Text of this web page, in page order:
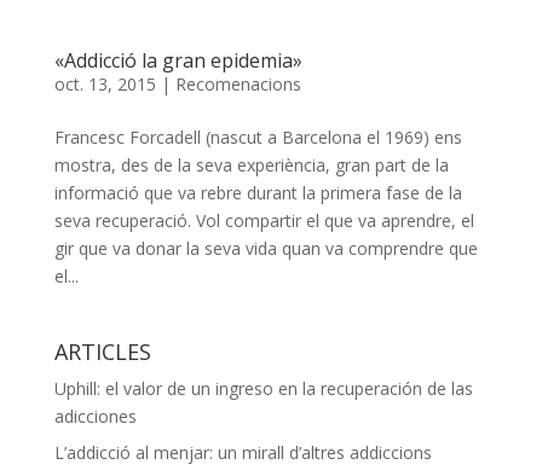
«Addicció la gran epidemia»
oct. 13, 2015 | Recomenacions
Francesc Forcadell (nascut a Barcelona el 1969) ens
mostra, des de la seva experiència, gran part de la
informació que va rebre durant la primera fase de la
seva recuperació. Vol compartir el que va aprendre, el
gir que va donar la seva vida quan va comprendre que
el...
ARTICLES
Uphill: el valor de un ingreso en la recuperación de las
adicciones
L’addicció al menjar: un mirall d’altres addiccions